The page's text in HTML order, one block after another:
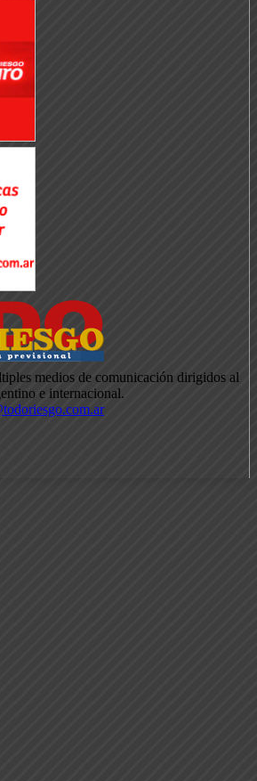
medios de comunicación dirigidos al
e internacional.